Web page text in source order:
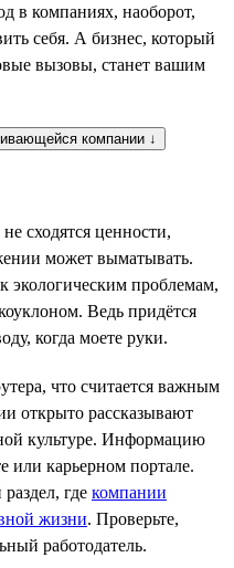
в компаниях, наоборот,
себя. А бизнес, который
вызовы, станет вашим
компании ↓
сходятся ценности,
может выматывать.
проблемам,
Ведь придётся
когда моете руки.
что считается важным
открыто рассказывают
культуре. Информацию
или карьерном портале.
где компании
жизни. Проверьте,
работодатель.